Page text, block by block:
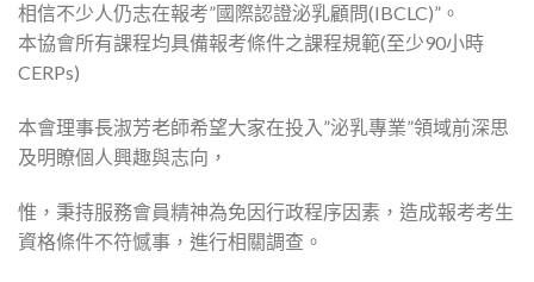
相信不少人仍志在報考”國際認證泌乳顧問(IBCLC)”。
本協會所有課程均具備報考條件之課程規範(至少90小時
CERPs)
本會理事長淑芳老師希望大家在投入”泌乳專業”領域前深思
及明瞭個人興趣與志向，​
惟，秉持服務會員精神為免因行政程序因素，造成報考考生
資格條件不符憾事，​進行相關調查。